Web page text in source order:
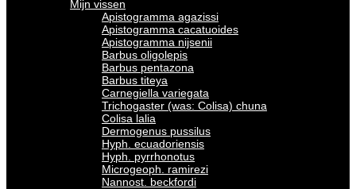
Mijn vissen
Apistogramma agazissi
Apistogramma cacatuoides
Apistogramma nijsenii
Barbus oligolepis
Barbus pentazona
Barbus titeya
Carnegiella variegata
Trichogaster (was: Colisa) chuna
Colisa lalia
Dermogenus pussilus
Hyph. ecuadoriensis
Hyph. pyrrhonotus
Microgeoph. ramirezi
Nannost. beckfordi